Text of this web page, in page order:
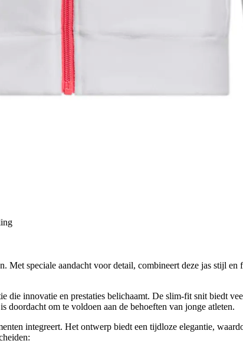
Met speciale aandacht voor detail, combineert deze jas stijl
die innovatie en prestaties belichaamt. De slim-fit snit biedt
om te voldoen aan de behoeften van jonge atleten.
integreert. Het ontwerp biedt een tijdloze elegantie,